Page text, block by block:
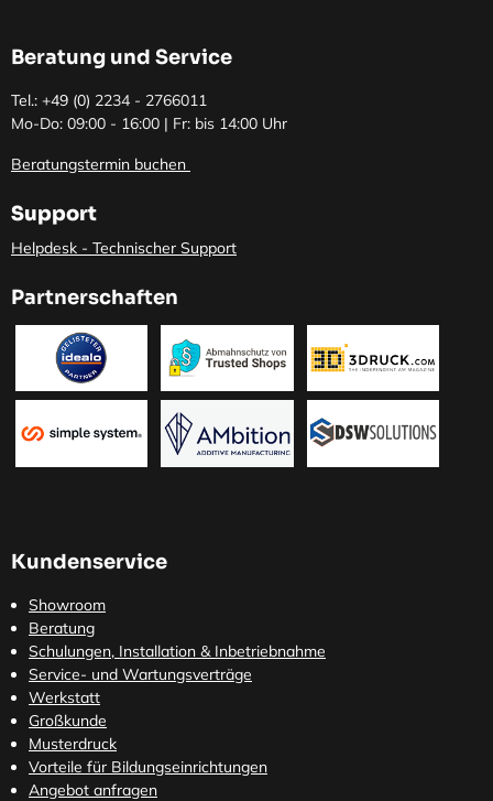
Beratung und Service
Tel.: +49 (0) 2234 - 2766011
Mo-Do: 09:00 - 16:00 | Fr: bis 14:00 Uhr
Beratungstermin buchen
Support
Helpdesk - Technischer Support
Partnerschaften
Kundenservice
Showroom
Beratung
Schulungen, Installation & Inbetriebnahme
Service- und Wartungsverträge
Werkstatt
Großkunde
Musterdruck
Vorteile für Bildungseinrichtungen
Angebot anfragen